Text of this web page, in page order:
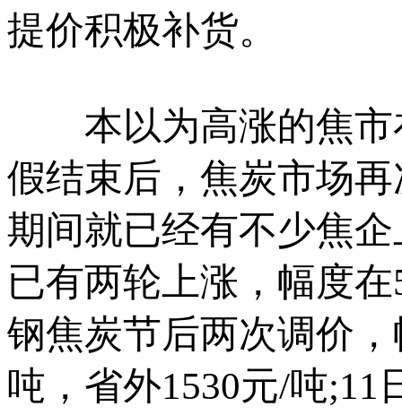
提价积极补货。
本以为高涨的焦市
假结束后，焦炭市场
期间就已经有不少焦
已有两轮上涨，幅度
钢焦炭节后两次调价
吨，省外1530元/吨;11